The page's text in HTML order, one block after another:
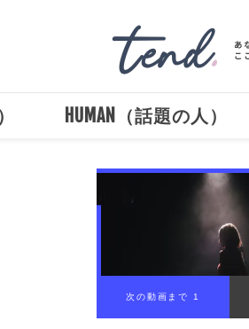
HUMAN（話題の人）